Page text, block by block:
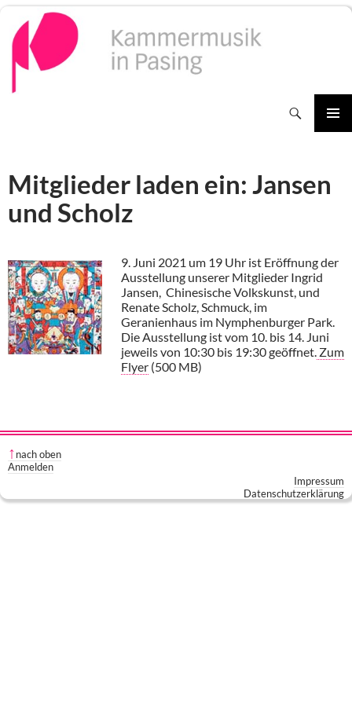
Inhalt
springen
Mitglieder laden ein: Jansen
und Scholz
9. Juni 2021 um 19 Uhr ist Eröffnung der
Ausstellung unserer Mitglieder Ingrid
Jansen, Chinesische Volkskunst, und
Renate Scholz, Schmuck, im
Geranienhaus im Nymphenburger Park.
Die Ausstellung ist vom 10. bis 14. Juni
jeweils von 10:30 bis 19:30 geöffnet. Zum
Flyer (500 MB)
nach oben
Anmelden
Impressum
Datenschutzerklärung